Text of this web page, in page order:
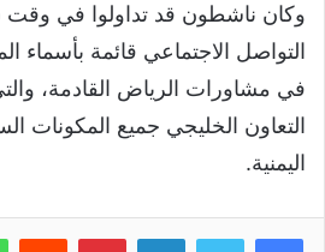
وكان ناشطون قد تداولوا في
التواصل الاجتماعي قائمة بأسماء
في مشاورات الرياض القادمة،
التعاون الخليجي جميع المكونات
اليمنية.
لينكدإنبينتيريست